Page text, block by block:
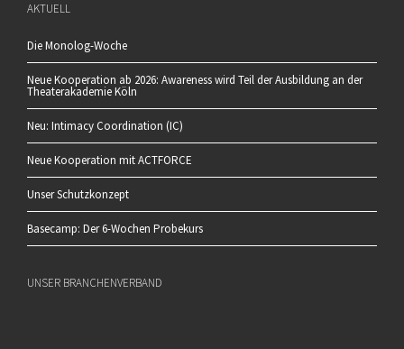
AKTUELL
Die Monolog-Woche
Neue Kooperation ab 2026: Awareness wird Teil der Ausbildung an der
Theaterakademie Köln
Neu: Intimacy Coordination (IC)
Neue Kooperation mit ACTFORCE
Unser Schutzkonzept
Basecamp: Der 6-Wochen Probekurs
UNSER BRANCHENVERBAND